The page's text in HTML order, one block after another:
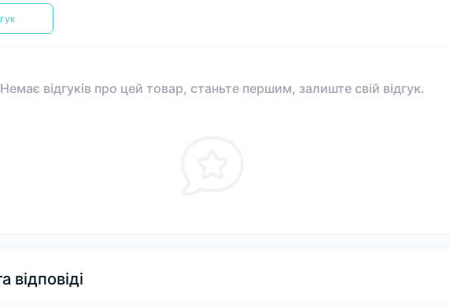
Немає відгуків про цей товар, станьте першим, залиште свій відгук.
відповіді